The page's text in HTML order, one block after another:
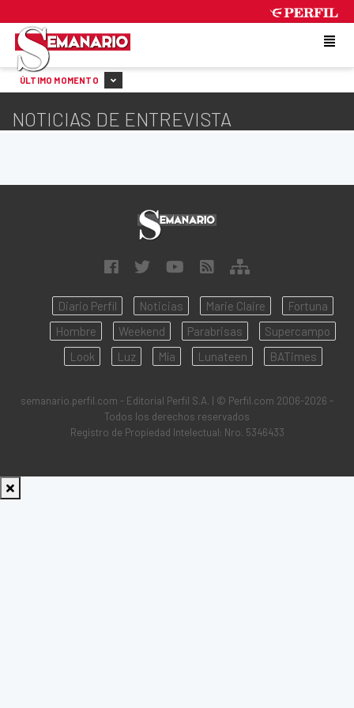
ÚLTIMO MOMENTO
NOTICIAS DE ENTREVISTA
Diario Perfil Noticias Marie Claire
Fortuna
Hombre
Weekend Parabrisas
Supercampo
Look
Luz Mía Lunateen BATimes
semanario.perfil.com - Editorial Perfil S.A. | © Perfil.com 2006-2026 -
Todos los derechos reservados
Registro de Propiedad Intelectual: Nro. 5346433